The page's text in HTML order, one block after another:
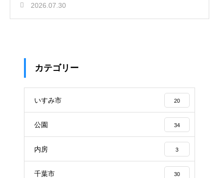
2026.07.30
カテゴリー
いすみ市 20
公園 34
内房 3
千葉市 30